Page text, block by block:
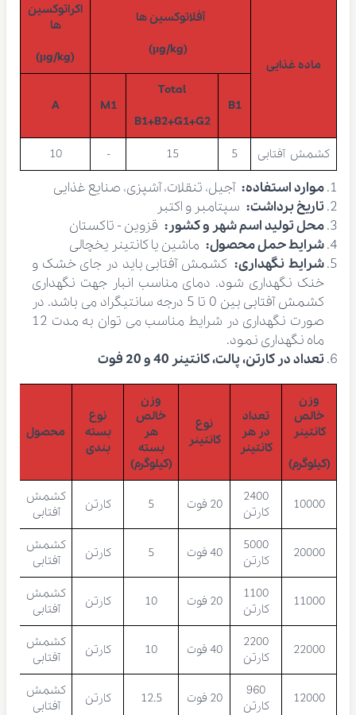
ماده غذایی
آفلاتوکسین ها
(µg/kg)
اکراتوکسین
ها
(µg/kg)
B1
Total
B1+B2+G1+G2
M1
A
کشمش آفتابی 5
15
-
10
موارد استفاده:آجیل، تنقلات، آشپزی، صنایع غذایی
تاریخ برداشت: سپتامبر و اکتبر
محل تولید اسم شهر و کشور: قزوین - تاکستان
شرایط حمل محصول: ماشین یا کانتینر یخچالی
شرایط نگهداری:کشمش آفتابی باید در جای خشک و
خنک نگهداری شود. دمای مناسب انبار جهت نگهداری
کشمش آفتابی بین 0 تا 5 درجه سانتیگراد می باشد. در
صورت نگهداری در شرایط مناسب می توان به مدت 12
ماه نگهداری نمود.
تعداد در کارتن، پالت، کانتینر 40 و 20 فوت
وزن
خالص
کانتینر
(کیلوگرم)
تعداد
در هر
کانتینر
نوع
کانتینر
وزن
خالص
هر
بسته
(کیلوگرم)
نوع
بسته
بندی
محصول
10000
2400
کارتن
20 فوت 5 کارتن
کشمش
آفتابی
20000
5000
کارتن
40 فوت 5 کارتن
کشمش
آفتابی
11000
1100
کارتن
20 فوت 10 کارتن
کشمش
آفتابی
22000
2200
کارتن
40 فوت 10 کارتن
کشمش
آفتابی
12000
960
کارتن
20 فوت 12.5 کارتن
کشمش
آفتابی